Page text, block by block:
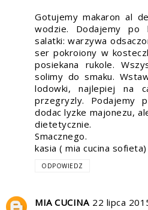
Gotujemy makaron al
wodzie. Dodajemy po
salatki: warzywa
ser pokroiony w
posiekana rukole.
solimy do smaku.
lodowki, najlepiej na
przegryzly. Podajemy
dodac lyzke majonezu,
dietetycznie.
Smacznego.
kasia ( mia cucina sofieta)
ODPOWIEDZ
MIA CUCINA 22 lipca